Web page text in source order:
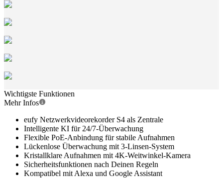
Wichtigste Funktionen
Mehr Infos
eufy Netzwerkvideorekorder S4 als Zentrale
Intelligente KI für 24/7-Überwachung
Flexible PoE-Anbindung für stabile Aufnahmen
Lückenlose Überwachung mit 3-Linsen-System
Kristallklare Aufnahmen mit 4K-Weitwinkel-Kamera
Sicherheitsfunktionen nach Deinen Regeln
Kompatibel mit Alexa und Google Assistant